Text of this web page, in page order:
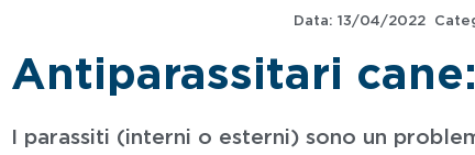
Data: 13/04/2022
Antiparassitari
I parassiti (interni o esterni) sono un